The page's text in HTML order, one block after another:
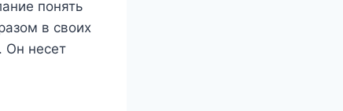
понять
в своих
Он несет